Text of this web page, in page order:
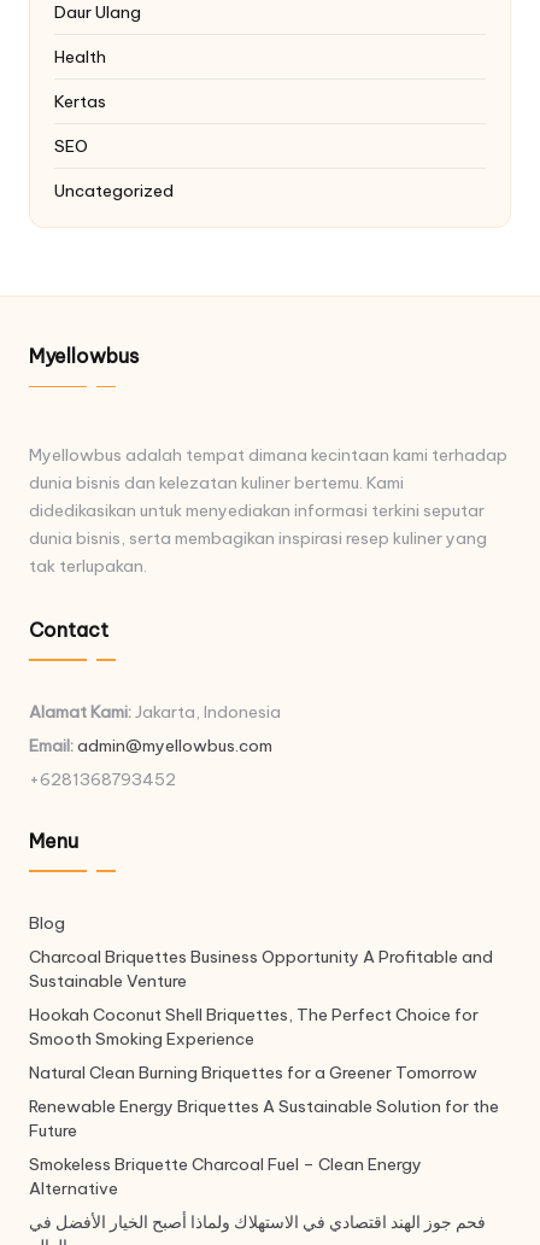
Daur Ulang
Health
Kertas
SEO
Uncategorized
Myellowbus
Myellowbus adalah tempat dimana kecintaan kami terhadap
dunia bisnis dan kelezatan kuliner bertemu. Kami
didedikasikan untuk menyediakan informasi terkini seputar
dunia bisnis, serta membagikan inspirasi resep kuliner yang
tak terlupakan.
Contact
Alamat Kami:Jakarta, Indonesia
Email:admin@myellowbus.com
+6281368793452
Menu
Blog
Charcoal Briquettes Business Opportunity A Profitable and
Sustainable Venture
Hookah Coconut Shell Briquettes, The Perfect Choice for
Smooth Smoking Experience
Natural Clean Burning Briquettes for a Greener Tomorrow
Renewable Energy Briquettes A Sustainable Solution for the
Future
Smokeless Briquette Charcoal Fuel – Clean Energy
Alternative
فحم جوز الهند اقتصادي في الاستهلاك ولماذا أصبح الخيار الأفضل في